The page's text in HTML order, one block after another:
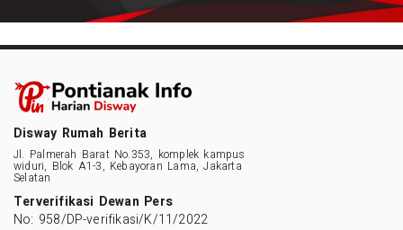
Disway Rumah Berita
Jl. Palmerah Barat No.353, komplek kampus
widuri, Blok A1-3, Kebayoran Lama, Jakarta
Selatan
Terverifikasi Dewan Pers
No: 958/DP-verifikasi/K/11/2022